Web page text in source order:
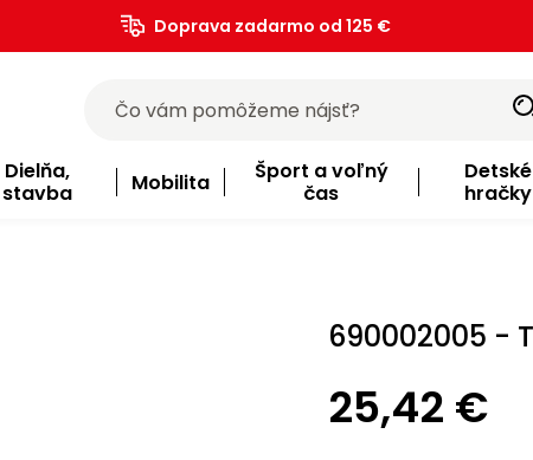
Doprava zadarmo od 125 €
Dielňa,
stavba
Mobilita
Šport a voľný
čas
Detské
hračky
690002005 -
25,42 €